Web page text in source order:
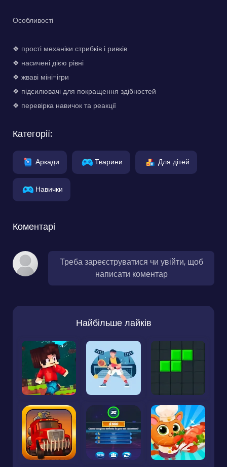
Особливості
❖ прості механіки стрибків і ривків
❖ насичені дією рівні
❖ жваві міні-ігри
❖ підсилювачі для покращення здібностей
❖ перевірка навичок та реакції
Категорії:
Аркади Тварини Для дітей
Навички
Коментарі
Треба зареєструватися чи увійти, щоб
написати коментар
Найбільше лайків